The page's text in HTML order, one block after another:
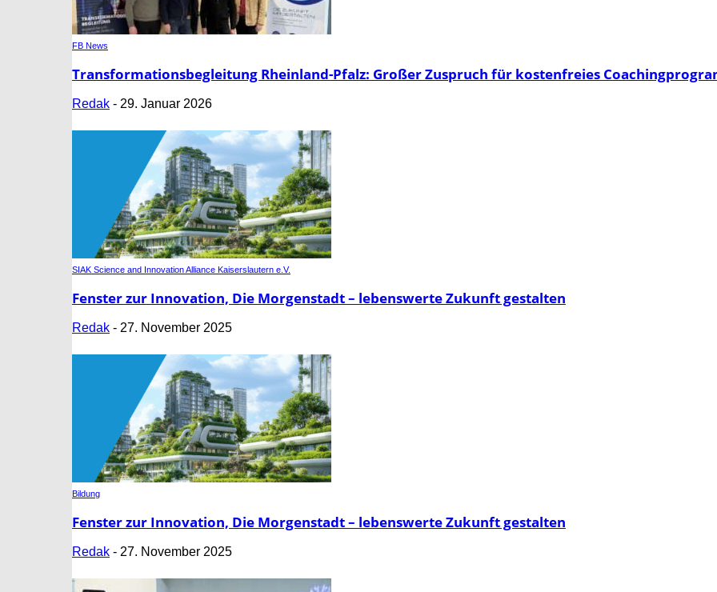
FB News
Transformationsbegleitung Rheinland-Pfalz: Großer Zuspruch für kostenfreies
Redak - 29. Januar 2026
SIAK Science and Innovation Alliance Kaiserslautern e.V.
Fenster zur Innovation, Die Morgenstadt – lebenswerte Zukunft gestalten
Redak - 27. November 2025
Bildung
Fenster zur Innovation, Die Morgenstadt – lebenswerte Zukunft gestalten
Redak - 27. November 2025